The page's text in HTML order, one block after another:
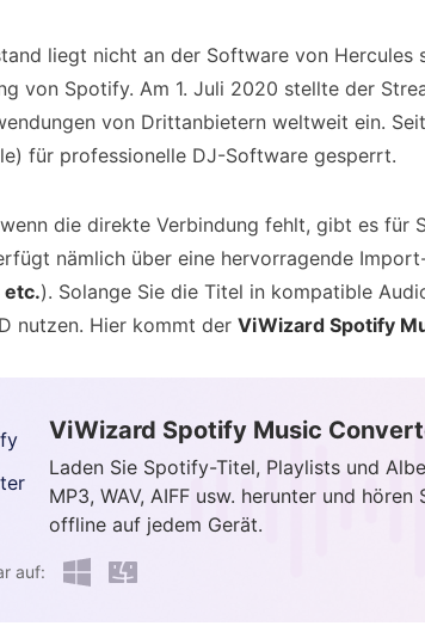
liegt nicht an der Software von Hercules
von Spotify. Am 1. Juli 2020 stellte der
von Drittanbietern weltweit ein.
für professionelle DJ-Software gesperrt.
die direkte Verbindung fehlt, gibt es für
nämlich über eine hervorragende
etc.). Solange Sie die Titel in kompatible
nutzen. Hier kommt der ViWizard Spotify
ViWizard Spotify Music
Laden Sie Spotify-Titel, Playlists und
MP3, WAV, AIFF usw. herunter und hören
offline auf jedem Gerät.
auf: